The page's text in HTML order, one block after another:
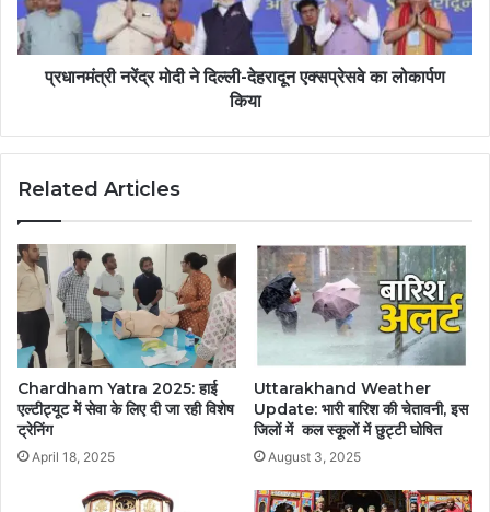
प्रधानमंत्री नरेंद्र मोदी ने दिल्ली-देहरादून एक्सप्रेसवे का लोकार्पण
किया
Related Articles
Chardham Yatra 2025: हाई
एल्टीट्यूट में सेवा के लिए दी जा रही विशेष
ट्रेनिंग
April 18, 2025
Uttarakhand Weather
Update: भारी बारिश की चेतावनी, इस
जिलों में कल स्कूलों में छुट्टी घोषित
August 3, 2025